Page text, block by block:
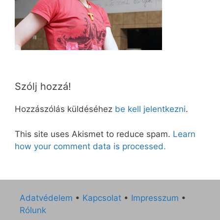
Szólj hozzá!
Hozzászólás küldéséhez be kell jelentkezni.
This site uses Akismet to reduce spam. Learn
how your comment data is processed.
Adatvédelem • Kapcsolat • Impresszum •
Rólunk